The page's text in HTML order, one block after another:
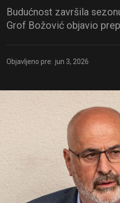
Budućnost završila
Grof Božović objavio
Objavljeno pre: jun 3, 2026